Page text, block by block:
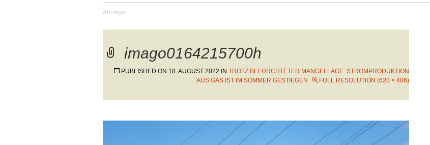
imago0164215700h
PUBLISHED ON 18. AUGUST 2022 IN TROTZ BEFÜRCHTETER MANGELLAGE: STROMPRODUKTION
AUS GAS IST IM SOMMER GESTIEGEN
FULL RESOLUTION (620 × 406)